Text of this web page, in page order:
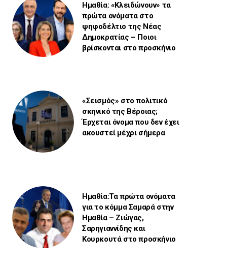
Ημαθία: «Κλειδώνουν» τα
πρώτα ονόματα στο
ψηφοδέλτιο της Νέας
Δημοκρατίας – Ποιοι
βρίσκονται στο προσκήνιο
«Σεισμός» στο πολιτικό
σκηνικό της Βέροιας;
Έρχεται όνομα που δεν έχει
ακουστεί μέχρι σήμερα
Ημαθία:Τα πρώτα ονόματα
για το κόμμα Σαμαρά στην
Ημαθία – Ζιώγας,
Σαρηγιαννίδης και
Κουρκουτά στο προσκήνιο